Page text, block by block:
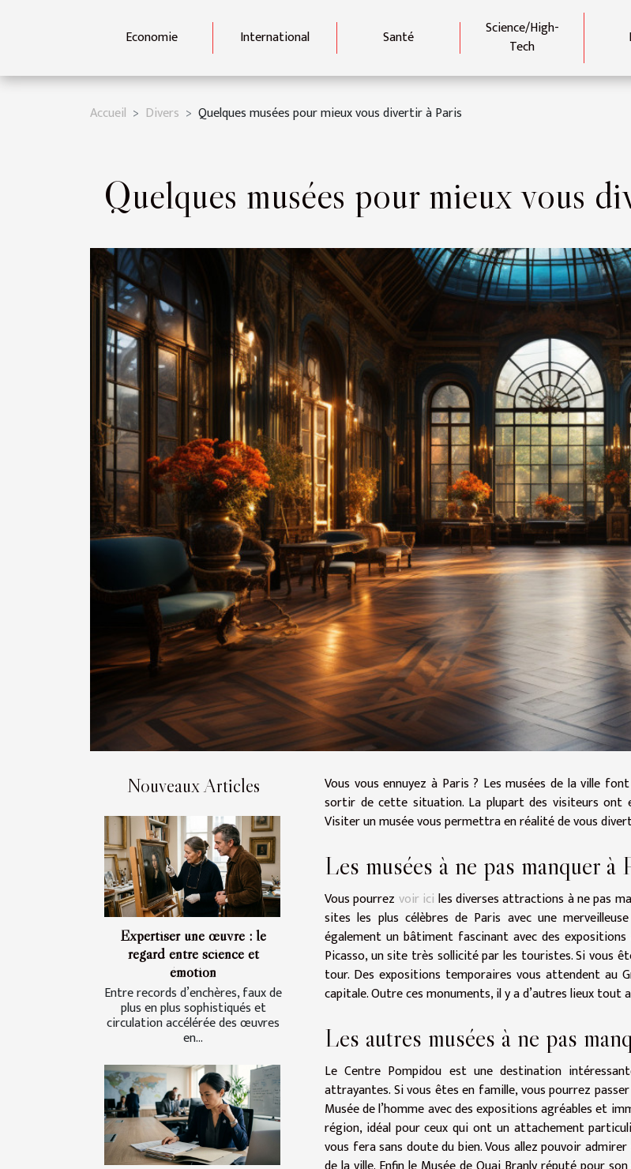
Economie International Santé
Science/High-
Tech
Accueil Divers Quelques musées pour mieux vous divertir à Paris
Quelques musées pour mieux vous
Nouveaux Articles
Expertiser une œuvre : le
regard entre science et
émotion
Entre records d’enchères, faux de
plus en plus sophistiqués et
circulation accélérée des œuvres
en...
Vous vous ennuyez à Paris ? Les musées de la ville
sortir de cette situation. La plupart des visiteurs ont
Visiter un musée vous permettra en réalité de vous
Les musées à ne pas manquer à
Vous pourrez voir ici les diverses attractions à ne pas
sites les plus célèbres de Paris avec une
également un bâtiment fascinant avec des
Picasso, un site très sollicité par les touristes. Si vous
tour. Des expositions temporaires vous attendent au
capitale. Outre ces monuments, il y a d’autres lieux tout
Les autres musées à ne pas
Le Centre Pompidou est une destination
attrayantes. Si vous êtes en famille, vous pourrez
Musée de l’homme avec des expositions agréables et
région, idéal pour ceux qui ont un attachement
vous fera sans doute du bien. Vous allez pouvoir